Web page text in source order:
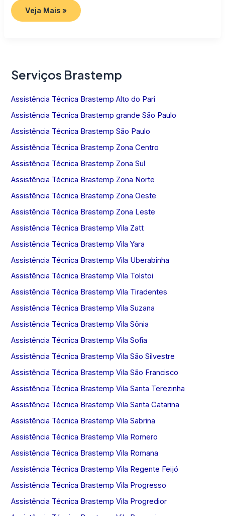
Assistência
Técnica
Brastemp
Veja Mais »
Serviços Brastemp
Assistência Técnica Brastemp Alto do Pari
Assistência Técnica Brastemp grande São Paulo
Assistência Técnica Brastemp São Paulo
Assistência Técnica Brastemp Zona Centro
Assistência Técnica Brastemp Zona Sul
Assistência Técnica Brastemp Zona Norte
Assistência Técnica Brastemp Zona Oeste
Assistência Técnica Brastemp Zona Leste
Assistência Técnica Brastemp Vila Zatt
Assistência Técnica Brastemp Vila Yara
Assistência Técnica Brastemp Vila Uberabinha
Assistência Técnica Brastemp Vila Tolstoi
Assistência Técnica Brastemp Vila Tiradentes
Assistência Técnica Brastemp Vila Suzana
Assistência Técnica Brastemp Vila Sônia
Assistência Técnica Brastemp Vila Sofia
Assistência Técnica Brastemp Vila São Silvestre
Assistência Técnica Brastemp Vila São Francisco
Assistência Técnica Brastemp Vila Santa Terezinha
Assistência Técnica Brastemp Vila Santa Catarina
Assistência Técnica Brastemp Vila Sabrina
Assistência Técnica Brastemp Vila Romero
Assistência Técnica Brastemp Vila Romana
Assistência Técnica Brastemp Vila Regente Feijó
Assistência Técnica Brastemp Vila Progresso
Assistência Técnica Brastemp Vila Progredior